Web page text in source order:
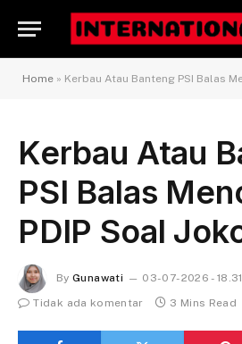
Home » Kerbau Atau Banteng PSI Balas
Kerbau Atau
PSI Balas
PDIP Soal
By Gunawati
03-07-2026 - 18.31
Tidak ada komentar
3 Mins Read